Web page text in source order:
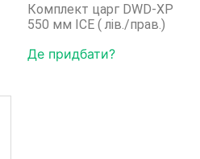
Комплект царг DWD-XP
550 мм ICE ( лів./прав.)
Де придбати?